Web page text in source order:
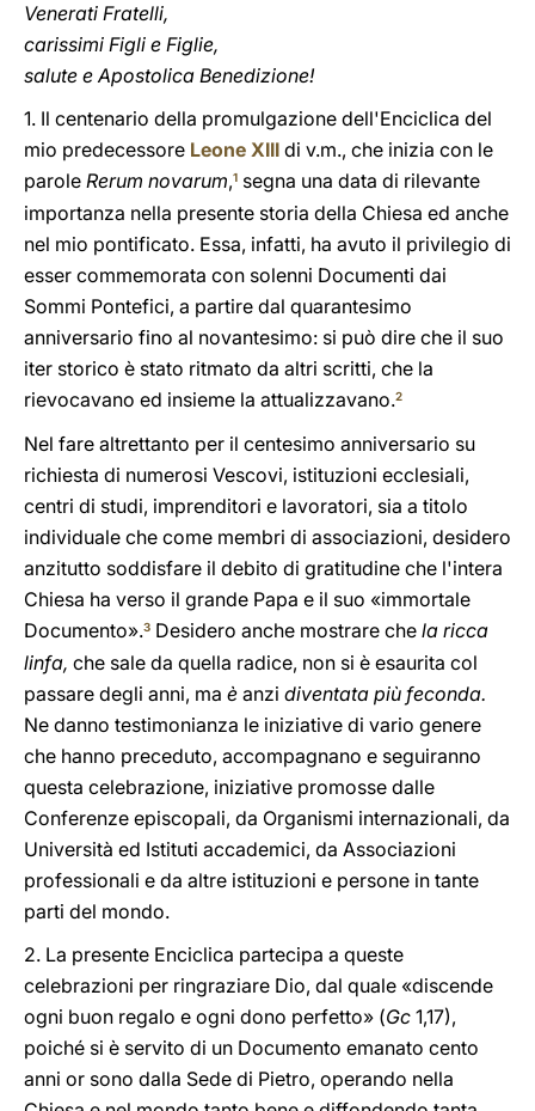
Venerati Fratelli,
carissimi Figli e Figlie,
salute e Apostolica Benedizione!
1. Il centenario della promulgazione dell'Enciclica del
mio predecessore Leone XIII di v.m., che inizia con le
parole Rerum novarum,1 segna una data di rilevante
importanza nella presente storia della Chiesa ed anche
nel mio pontificato. Essa, infatti, ha avuto il privilegio di
esser commemorata con solenni Documenti dai
Sommi Pontefici, a partire dal quarantesimo
anniversario fino al novantesimo: si può dire che il suo
iter storico è stato ritmato da altri scritti, che la
rievocavano ed insieme la attualizzavano.2
Nel fare altrettanto per il centesimo anniversario su
richiesta di numerosi Vescovi, istituzioni ecclesiali,
centri di studi, imprenditori e lavoratori, sia a titolo
individuale che come membri di associazioni, desidero
anzitutto soddisfare il debito di gratitudine che l'intera
Chiesa ha verso il grande Papa e il suo «immortale
Documento».3 Desidero anche mostrare che la ricca
linfa, che sale da quella radice, non si è esaurita col
passare degli anni, ma è anzi diventata più feconda.
Ne danno testimonianza le iniziative di vario genere
che hanno preceduto, accompagnano e seguiranno
questa celebrazione, iniziative promosse dalle
Conferenze episcopali, da Organismi internazionali, da
Università ed Istituti accademici, da Associazioni
professionali e da altre istituzioni e persone in tante
parti del mondo.
2. La presente Enciclica partecipa a queste
celebrazioni per ringraziare Dio, dal quale «discende
ogni buon regalo e ogni dono perfetto» (Gc 1,17),
poiché si è servito di un Documento emanato cento
anni or sono dalla Sede di Pietro, operando nella